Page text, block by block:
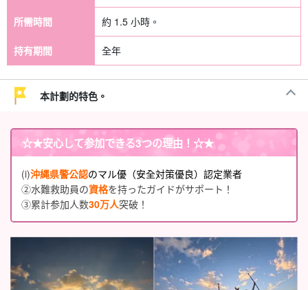
所需時間 約 1.5 小時。
持有期間 全年
本計劃的特色。
☆★安心して参加できる3つの理由 ！☆★
(i)沖縄県警公認のマル優（安全対策優良）認定業者
②水難救助員の資格を持ったガイドがサポート！
③累計参加人数30万人突破！